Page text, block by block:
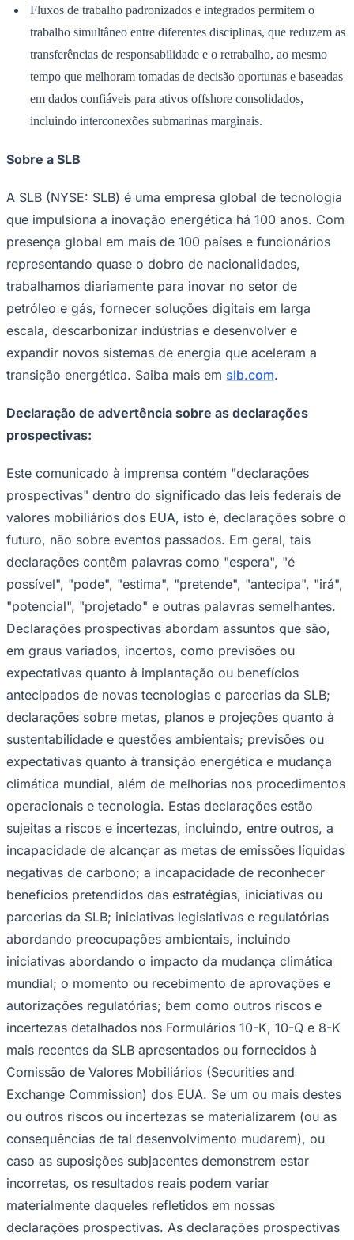
Corinthians
São Paulo
Fluxos de trabalho padronizados e integrados permitem o
trabalho simultâneo entre diferentes disciplinas, que reduzem as
transferências de responsabilidade e o retrabalho, ao mesmo
tempo que melhoram tomadas de decisão oportunas e baseadas
em dados confiáveis ​​para ativos offshore consolidados,
incluindo interconexões submarinas marginais.
Sobre a SLB
A SLB (NYSE: SLB) é uma empresa global de tecnologia
que impulsiona a inovação energética há 100 anos. Com
presença global em mais de 100 países e funcionários
representando quase o dobro de nacionalidades,
trabalhamos diariamente para inovar no setor de
petróleo e gás, fornecer soluções digitais em larga
escala, descarbonizar indústrias e desenvolver e
expandir novos sistemas de energia que aceleram a
transição energética. Saiba mais em slb.com.
Declaração de advertência sobre as declarações
prospectivas:
Este comunicado à imprensa contém "declarações
prospectivas" dentro do significado das leis federais de
valores mobiliários dos EUA, isto é, declarações sobre o
futuro, não sobre eventos passados. Em geral, tais
declarações contêm palavras como "espera", "é
possível", "pode", "estima", "pretende", "antecipa", "irá",
"potencial", "projetado" e outras palavras semelhantes.
Declarações prospectivas abordam assuntos que são,
em graus variados, incertos, como previsões ou
expectativas quanto à implantação ou benefícios
antecipados de novas tecnologias e parcerias da SLB;
declarações sobre metas, planos e projeções quanto à
sustentabilidade e questões ambientais; previsões ou
expectativas quanto à transição energética e mudança
climática mundial, além de melhorias nos procedimentos
operacionais e tecnologia. Estas declarações estão
sujeitas a riscos e incertezas, incluindo, entre outros, a
incapacidade de alcançar as metas de emissões líquidas
negativas de carbono; a incapacidade de reconhecer
benefícios pretendidos das estratégias, iniciativas ou
parcerias da SLB; iniciativas legislativas e regulatórias
abordando preocupações ambientais, incluindo
iniciativas abordando o impacto da mudança climática
mundial; o momento ou recebimento de aprovações e
autorizações regulatórias; bem como outros riscos e
incertezas detalhados nos Formulários 10-K, 10-Q e 8-K
mais recentes da SLB apresentados ou fornecidos à
Comissão de Valores Mobiliários (Securities and
Exchange Commission) dos EUA. Se um ou mais destes
ou outros riscos ou incertezas se materializarem (ou as
consequências de tal desenvolvimento mudarem), ou
caso as suposições subjacentes demonstrem estar
incorretas, os resultados reais podem variar
materialmente daqueles refletidos em nossas
declarações prospectivas. As declarações prospectivas